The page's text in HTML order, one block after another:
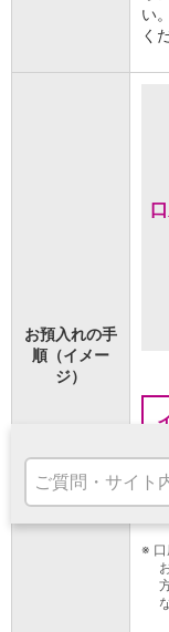
徳島県
ATM
ATMサービス
ATM検索
安全にご利用いただ
い
く
お預入れの手
順（イメー
ジ）
※